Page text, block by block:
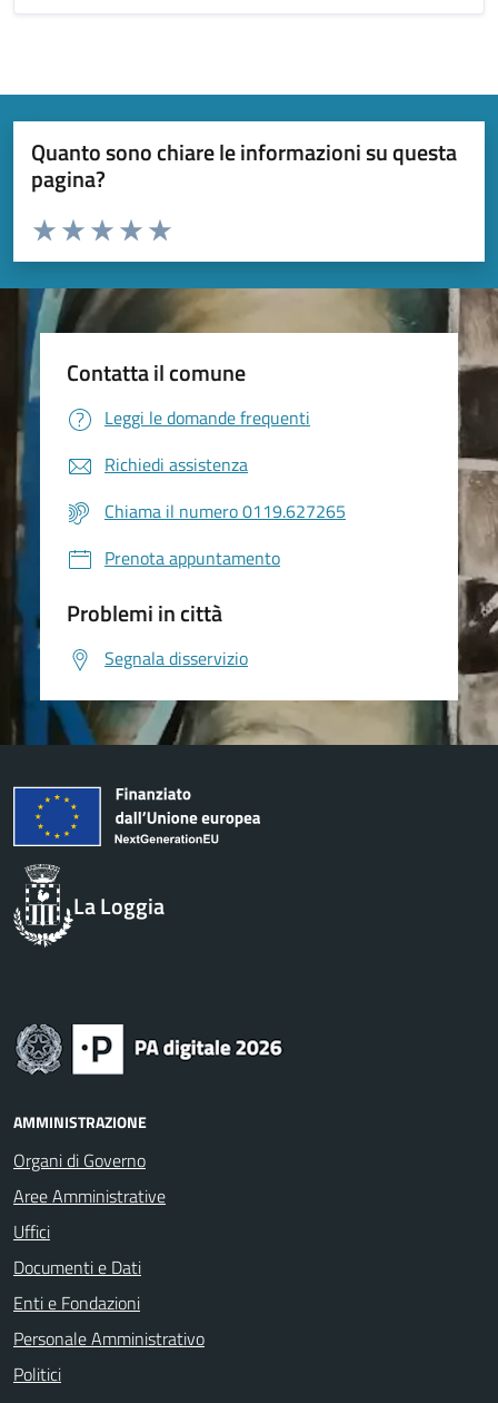
Quanto sono chiare le informazioni su questa
pagina?
Valuta da 1 a 5 stelle la pagina
Valuta 5 stelle su 5
Valuta 4 stelle su 5
Valuta 3 stelle su 5
Valuta 2 stelle su 5
Valuta 1 stelle su 5
Contatta il comune
Leggi le domande frequenti
Richiedi assistenza
Chiama il numero 0119.627265
Prenota appuntamento
Problemi in città
Segnala disservizio
La Loggia
AMMINISTRAZIONE
Organi di Governo
Aree Amministrative
Uffici
Documenti e Dati
Enti e Fondazioni
Personale Amministrativo
Politici